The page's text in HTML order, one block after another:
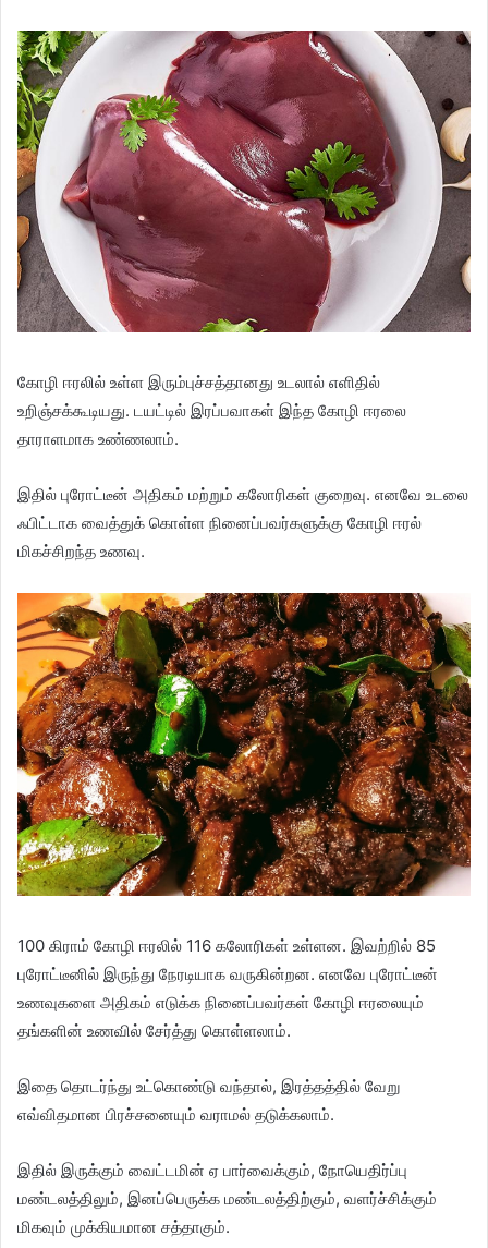
கோழி ஈரலில் உள்ள இரும்புச்சத்தானது உடலால் எளிதில்
உறிஞ்சக்கூடியது. டயட்டில் இரப்பவாகள் இந்த கோழி ஈரலை
தாராளமாக உண்ணலாம்.
இதில் புரோட்டீன் அதிகம் மற்றும் கலோரிகள் குறைவு. எனவே உடலை
ஃபிட்டாக வைத்துக் கொள்ள நினைப்பவர்களுக்கு கோழி ஈரல்
மிகச்சிறந்த உணவு.
100 கிராம் கோழி ஈரலில் 116 கலோரிகள் உள்ளன. இவற்றில் 85
புரோட்டீனில் இருந்து நேரடியாக வருகின்றன. எனவே புரோட்டீன்
உணவுகளை அதிகம் எடுக்க நினைப்பவர்கள் கோழி ஈரலையும்
தங்களின் உணவில் சேர்த்து கொள்ளலாம்.
இதை தொடர்ந்து உட்கொண்டு வந்தால், இரத்தத்தில் வேறு
எவ்விதமான பிரச்சனையும் வராமல் தடுக்கலாம்.
இதில் இருக்கும் வைட்டமின் ஏ பார்வைக்கும், நோயெதிர்ப்பு
மண்டலத்திலும், இனப்பெருக்க மண்டலத்திற்கும், வளர்ச்சிக்கும்
மிகவும் முக்கியமான சத்தாகும்.